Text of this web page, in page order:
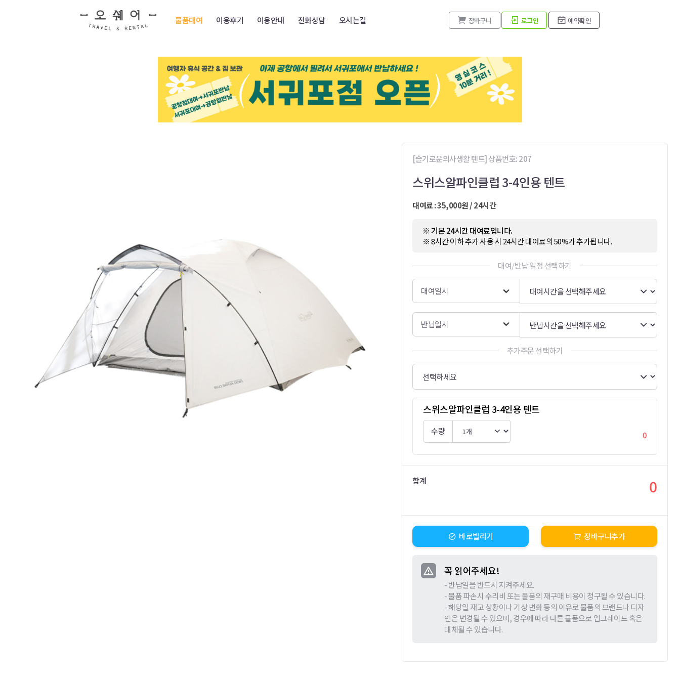
물품대여 이용후기 이용안내 전화상담 오시는길 장바구니 로그인 예약확인
[슬기로운의사생활 텐트] 상품번호: 207
스위스알파인클럽 3-4인용 텐트
대여료 : 35,000원 / 24시간
※ 기본 24시간 대여료입니다.
※ 8시간 이하 추가 사용 시 24시간 대여료의 50%가 추가됩니다.
대여/반납 일정 선택하기
대여일시
반납일시
추가주문 선택하기
스위스알파인클럽 3-4인용 텐트
수량 0
합계 0
바로빌리기 장바구니추가
꼭 읽어주세요!
- 반납일을 반드시 지켜주세요.
- 물품 파손시 수리비 또는 물품의 재구매 비용이 청구될 수 있습니다.
- 해당일 재고 상황이나 기상 변화 등의 이유로 물품의 브랜드나 디자
인은 변경될 수 있으며, 경우에 따라 다른 물품으로 업그레이드 혹은
대체될 수 있습니다.